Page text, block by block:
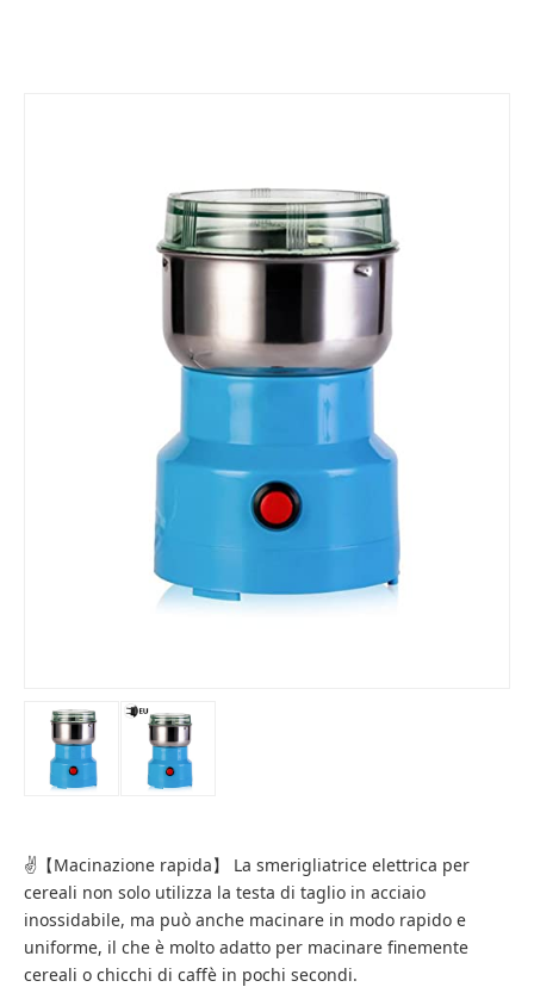
✌【Macinazione rapida】 La smerigliatrice elettrica per
cereali non solo utilizza la testa di taglio in acciaio
inossidabile, ma può anche macinare in modo rapido e
uniforme, il che è molto adatto per macinare finemente
cereali o chicchi di caffè in pochi secondi.